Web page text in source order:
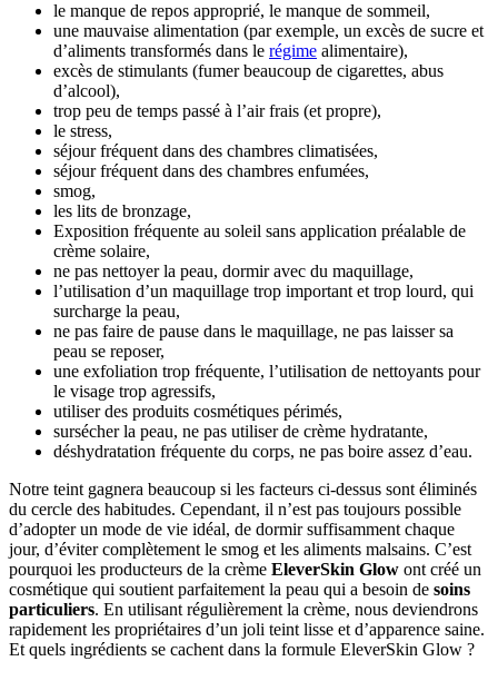
le manque de repos approprié, le manque de sommeil,
une mauvaise alimentation (par exemple, un excès de sucre et
d’aliments transformés dans le régime alimentaire),
excès de stimulants (fumer beaucoup de cigarettes, abus
d’alcool),
trop peu de temps passé à l’air frais (et propre),
le stress,
séjour fréquent dans des chambres climatisées,
séjour fréquent dans des chambres enfumées,
smog,
les lits de bronzage,
Exposition fréquente au soleil sans application préalable de
crème solaire,
ne pas nettoyer la peau, dormir avec du maquillage,
l’utilisation d’un maquillage trop important et trop lourd, qui
surcharge la peau,
ne pas faire de pause dans le maquillage, ne pas laisser sa
peau se reposer,
une exfoliation trop fréquente, l’utilisation de nettoyants pour
le visage trop agressifs,
utiliser des produits cosmétiques périmés,
sursécher la peau, ne pas utiliser de crème hydratante,
déshydratation fréquente du corps, ne pas boire assez d’eau.
Notre teint gagnera beaucoup si les facteurs ci-dessus sont éliminés
du cercle des habitudes. Cependant, il n’est pas toujours possible
d’adopter un mode de vie idéal, de dormir suffisamment chaque
jour, d’éviter complètement le smog et les aliments malsains. C’est
pourquoi les producteurs de la crème EleverSkin Glow ont créé un
cosmétique qui soutient parfaitement la peau qui a besoin de soins
particuliers. En utilisant régulièrement la crème, nous deviendrons
rapidement les propriétaires d’un joli teint lisse et d’apparence saine.
Et quels ingrédients se cachent dans la formule EleverSkin Glow ?